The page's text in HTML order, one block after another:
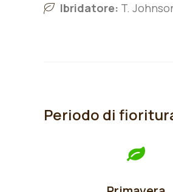
Ibridatore: T.
Periodo di